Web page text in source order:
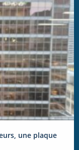
une plaque